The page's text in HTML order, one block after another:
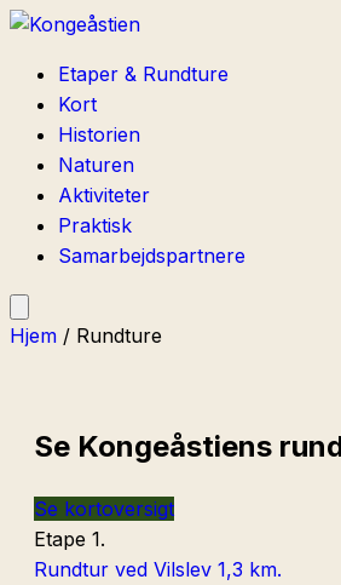
Etaper & Rundture
Kort
Historien
Naturen
Aktiviteter
Praktisk
Samarbejdspartnere
Hjem / Rundture
Se Kongeåstiens
Se kortoversigt
Etape 1.
Rundtur ved Vilslev 1,3 km.